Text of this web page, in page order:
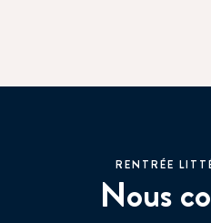
RENTRÉE
Nous